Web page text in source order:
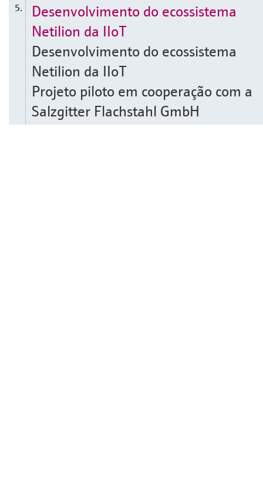
5.
Desenvolvimento do ecossistema
Netilion da IIoT
Desenvolvimento do ecossistema
Netilion da IIoT
Projeto piloto em cooperação com a
Salzgitter Flachstahl GmbH